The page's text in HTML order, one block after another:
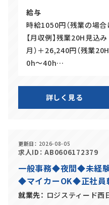
給与
時給1050円（残業の場
【月収例】残業20H見込
月）＋26,240円（残業
0h～40h…
詳しく見る
更新日 2026-08-05
求人ID AB0606172379
一般事務◆夜間◆未経
◆マイカーOK◆正社員
就業先 ロジスティード西